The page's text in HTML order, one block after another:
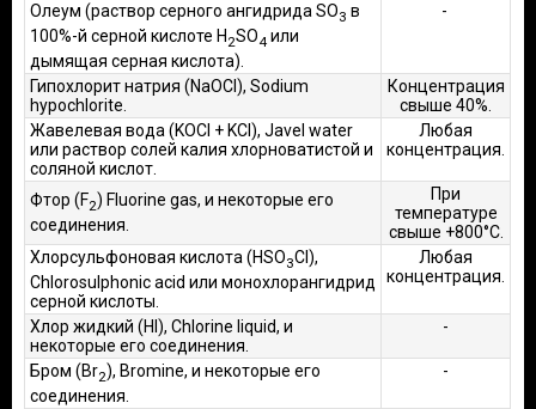
Олеум (раствор серного ангидрида SO3 в
100%-й серной кислоте H 2SO4 или
дымящая серная кислота).
-
Гипохлорит натрия (NaOCl), Sodium
hypochlorite.
Концентрация
свыше 40%.
Жавелевая вода (KOCl + KCl), Javel water
или раствор солей калия хлорноватистой и
соляной кислот.
Любая
концентрация.
Фтор (F2) Fluorine gas, и некоторые его
соединения.
При
температуре
свыше +800°С.
Хлорсульфоновая кислота (HSO3Cl),
Chlorosulphonic acid или монохлорангидрид
серной кислоты.
Любая
концентрация.
Хлор жидкий (Hl), Chlorine liquid, и
некоторые его соединения.
-
Бром (Br2), Bromine, и некоторые его
соединения.
-